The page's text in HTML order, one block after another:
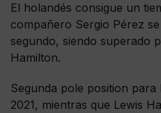
El holandés consigue un
compañero Sergio Pérez
segundo, siendo superado
Hamilton.
Segunda pole position
2021, mientras que Lewis